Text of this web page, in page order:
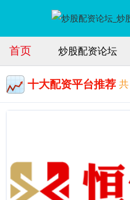
首页 炒股配资论坛
十大配资平台推荐 共